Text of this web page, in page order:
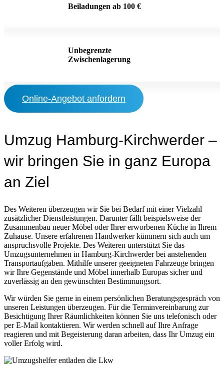
Beiladungen ab 100 €
Unbegrenzte
Zwischenlagerung
Online-Angebot anfordern
Umzug Hamburg-Kirchwerder –
wir bringen Sie in ganz Europa
an Ziel
Des Weiteren überzeugen wir Sie bei Bedarf mit einer Vielzahl
zusätzlicher Dienstleistungen. Darunter fällt beispielsweise der
Zusammenbau neuer Möbel oder Ihrer erworbenen Küche in Ihrem
Zuhause. Unsere erfahrenen Handwerker kümmern sich auch um
anspruchsvolle Projekte. Des Weiteren unterstützt Sie das
Umzugsunternehmen in Hamburg-Kirchwerder bei anstehenden
Transportaufgaben. Mithilfe unserer geeigneten Fahrzeuge bringen
wir Ihre Gegenstände und Möbel innerhalb Europas sicher und
zuverlässig an den gewünschten Bestimmungsort.
Wir würden Sie gerne in einem persönlichen Beratungsgespräch von
unseren Leistungen überzeugen. Für die Terminvereinbarung zur
Besichtigung Ihrer Räumlichkeiten können Sie uns telefonisch oder
per E-Mail kontaktieren. Wir werden schnell auf Ihre Anfrage
reagieren und mit Begeisterung daran arbeiten, dass Ihr Umzug ein
voller Erfolg wird.